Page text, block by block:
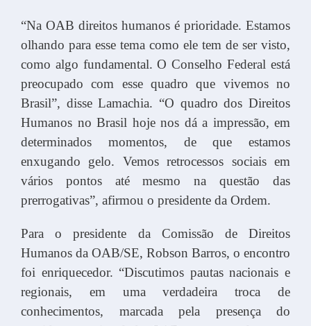
“Na OAB direitos humanos é prioridade. Estamos
olhando para esse tema como ele tem de ser visto,
como algo fundamental. O Conselho Federal está
preocupado com esse quadro que vivemos no
Brasil”, disse Lamachia. “O quadro dos Direitos
Humanos no Brasil hoje nos dá a impressão, em
determinados momentos, de que estamos
enxugando gelo. Vemos retrocessos sociais em
vários pontos até mesmo na questão das
prerrogativas”, afirmou o presidente da Ordem.
Para o presidente da Comissão de Direitos
Humanos da OAB/SE, Robson Barros, o encontro
foi enriquecedor. “Discutimos pautas nacionais e
regionais, em uma verdadeira troca de
conhecimentos, marcada pela presença do